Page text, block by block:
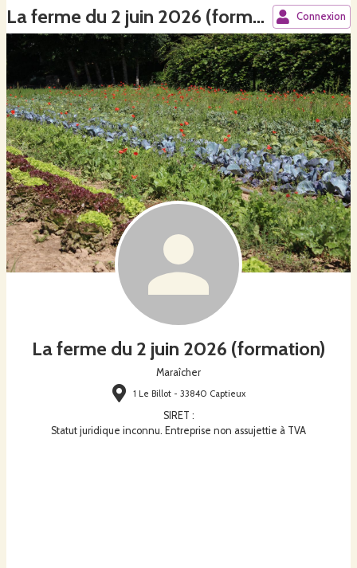
La ferme du 2 juin 2026 (formation) Connexion
La ferme du 2 juin 2026 (formation)
Maraîcher
1 Le Billot - 33840 Captieux
SIRET :
Statut juridique inconnu. Entreprise non assujettie à TVA